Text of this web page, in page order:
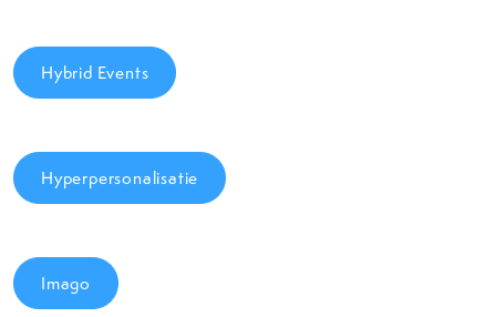
Hybrid Events
Hyperpersonalisatie
Imago